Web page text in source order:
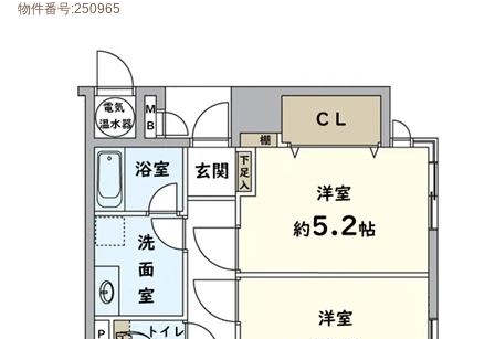
物件番号:250965